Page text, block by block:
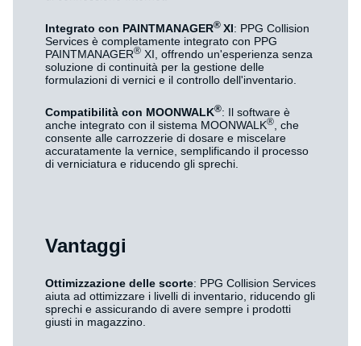
Integrato con PAINTMANAGER® XI: PPG Collision
Services è completamente integrato con PPG
PAINTMANAGER® XI, offrendo un'esperienza senza
soluzione di continuità per la gestione delle
formulazioni di vernici e il controllo dell'inventario.
Compatibilità con MOONWALK®: Il software è
anche integrato con il sistema MOONWALK®
, che
consente alle carrozzerie di dosare e miscelare
accuratamente la vernice, semplificando il processo
di verniciatura e riducendo gli sprechi.
Vantaggi
Ottimizzazione delle scorte: PPG Collision Services
aiuta ad ottimizzare i livelli di inventario, riducendo gli
sprechi e assicurando di avere sempre i prodotti
giusti in magazzino.